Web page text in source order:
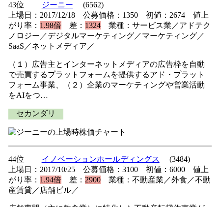
43位 ジーニー
(6562)
上場日：2017/12/18 公募価格：1350 初値：2674 値上
がり率： 1.98倍差： 1324業種：サービス業／アドテク
ノロジー／デジタルマーケティング／マーケティング／
SaaS／ネットメディア／
（１）広告主とインターネットメディアの広告枠を自動
で売買するプラットフォームを提供するアド・プラット
フォーム事業、（２）企業のマーケティングや営業活動
をAIをつ…
セカンダリ
44位 イノベーションホールディングス
(3484)
上場日：2017/10/25 公募価格：3100 初値：6000 値上
がり率： 1.94倍差： 2900業種：不動産業／外食／不動
産賃貸／店舗ビル／